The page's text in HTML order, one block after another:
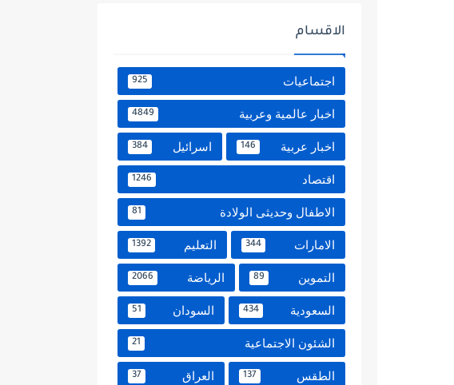
الاقسام
اجتماعيات 925
اخبار عالمية وعربية 4849
اخبار عربية 146 اسرائيل 384
اقتصاد 1246
الاطفال وحديثى الولادة 81
الامارات 344 التعليم 1392
التموين 89 الرياضة 2066
السعودية 434 السودان 51
الشئون الاجتماعية 21
الطقس 137 العراق 37